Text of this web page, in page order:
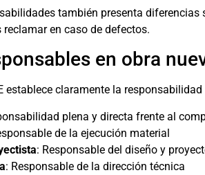
también presenta
en caso de defectos.
en obra
establece claramente la responsabilidad
plena y directa frente al
de la ejecución material
: Responsable del diseño y
: Responsable de la dirección técnica